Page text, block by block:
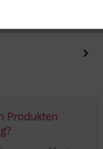
Modell gem.
Produkten